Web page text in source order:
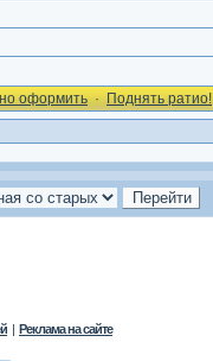
оформить · Поднять ратио!
| Реклама на сайте